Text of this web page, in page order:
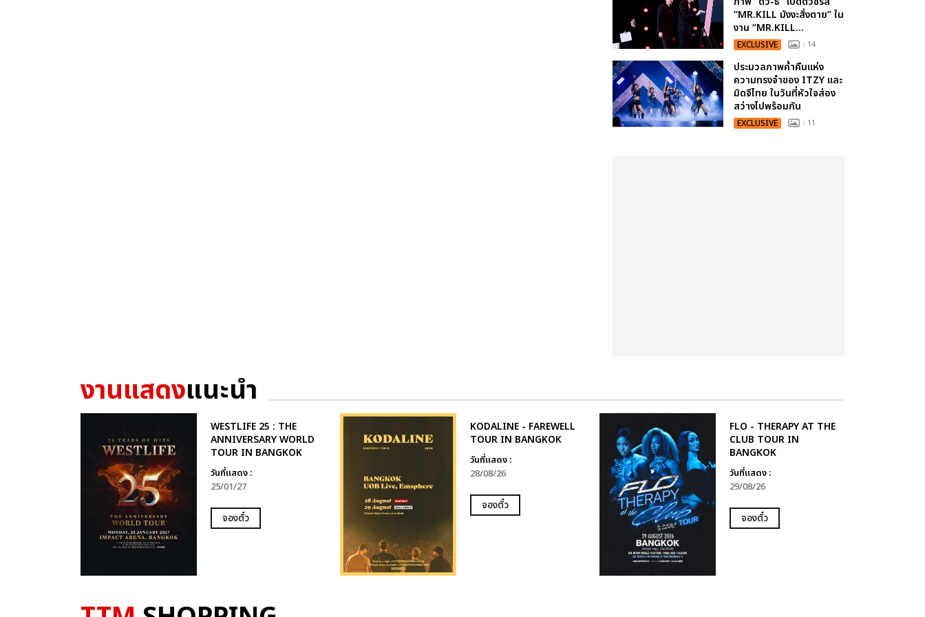
“MR.KILL มังงะสั่งตาย” ใน
งาน “MR.KILL...
EXCLUSIVE : 14
ประมวลภาพค่ำคืนแห่ง
ความทรงจำของ ITZY และ
มิดจีไทย ในวันที่หัวใจส่อง
สว่างไปพร้อมกัน
EXCLUSIVE : 11
งานแสดงแนะนำ
WESTLIFE 25 : THE
ANNIVERSARY WORLD
TOUR IN BANGKOK
วันที่แสดง :
25/01/27
จองตั๋ว
KODALINE - FAREWELL
TOUR IN BANGKOK
วันที่แสดง :
28/08/26
จองตั๋ว
FLO - THERAPY AT THE
CLUB TOUR IN
BANGKOK
วันที่แสดง :
29/08/26
จองตั๋ว